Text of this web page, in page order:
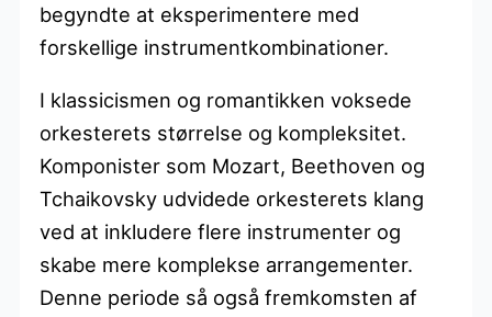
begyndte at eksperimentere med
forskellige instrumentkombinationer.
I klassicismen og romantikken voksede
orkesterets størrelse og kompleksitet.
Komponister som Mozart, Beethoven og
Tchaikovsky udvidede orkesterets klang
ved at inkludere flere instrumenter og
skabe mere komplekse arrangementer.
Denne periode så også fremkomsten af